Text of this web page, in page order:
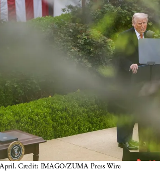
Credit: IMAGO/ZUMA Press Wire